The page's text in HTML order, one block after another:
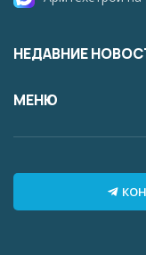
НЕДАВНИЕ
МЕНЮ